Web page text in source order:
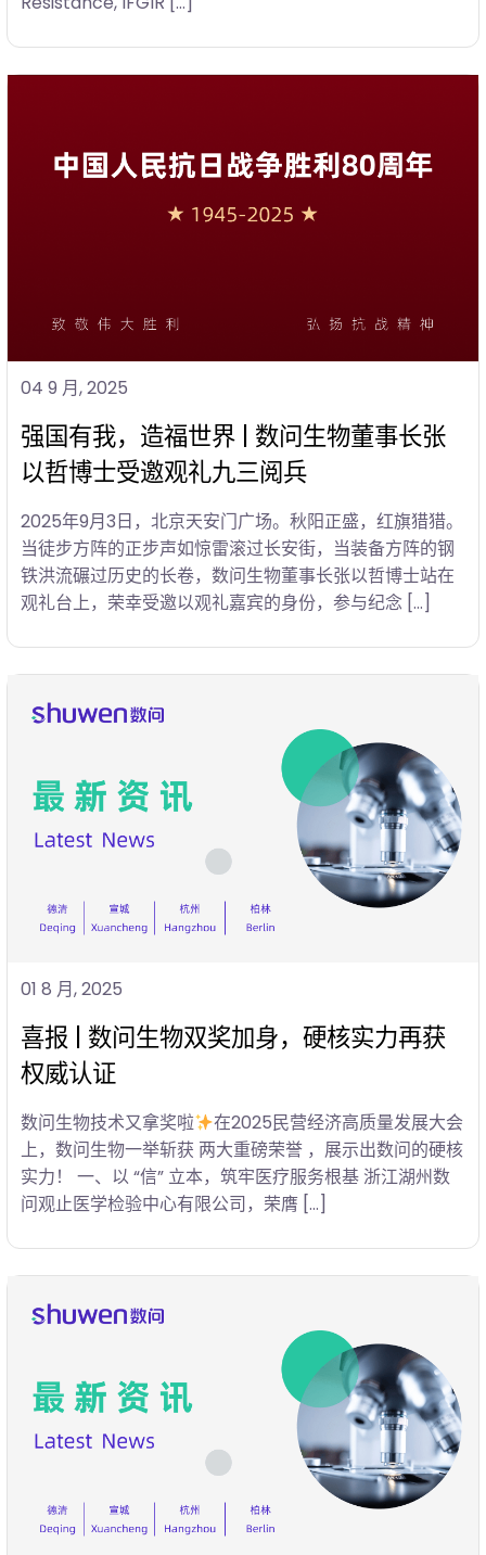
04 9 月, 2025
强国有我，造福世界 | 数问生物董事长张
以哲博士受邀观礼九三阅兵
2025年9月3日，北京天安门广场。秋阳正盛，红旗猎猎。
当徒步方阵的正步声如惊雷滚过长安街，当装备方阵的钢
铁洪流碾过历史的长卷，数问生物董事长张以哲博士站在
观礼台上，荣幸受邀以观礼嘉宾的身份，参与纪念 […]
01 8 月, 2025
喜报 | 数问生物双奖加身，硬核实力再获
权威认证
数问生物技术又拿奖啦
在2025民营经济高质量发展大会
上，数问生物一举斩获 两大重磅荣誉 ，展示出数问的硬核
实力！ 一、以 “信” 立本，筑牢医疗服务根基 浙江湖州数
问观止医学检验中心有限公司，荣膺 […]